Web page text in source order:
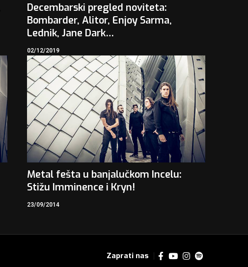
Decembarski pregled noviteta:
Bombarder, Alitor, Enjoy Sarma,
Lednik, Jane Dark…
02/12/2019
Metal fešta u banjalučkom Incelu:
Stižu Imminence i Kryn!
23/09/2014
Zaprati nas